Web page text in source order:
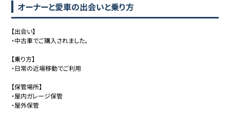
オーナーと愛車の出会いと乗り方
【出会い】
・中古車でご購入されました。
【乗り方】
・日常の近場移動でご利用
【保管場所】
・屋内ガレージ保管
・屋外保管